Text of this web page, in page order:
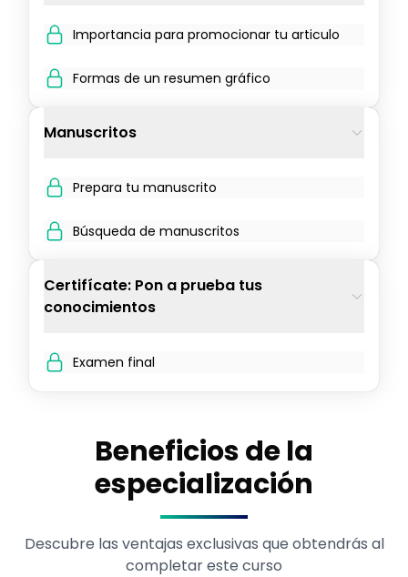
Importancia para promocionar tu articulo
Formas de un resumen gráfico
Manuscritos
Prepara tu manuscrito
Búsqueda de manuscritos
Certifícate: Pon a prueba tus
conocimientos
Examen final
Beneficios de la
especialización
Descubre las ventajas exclusivas que obtendrás al
completar este curso